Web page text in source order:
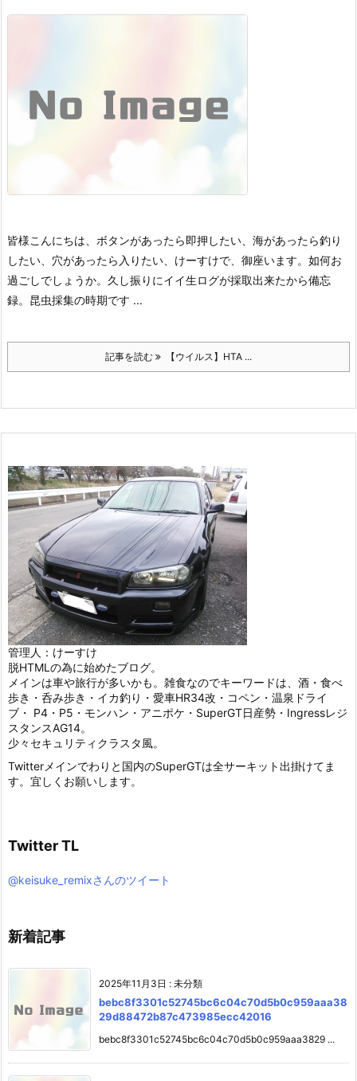
皆様こんにちは、ボタンがあったら即押したい、海があったら釣り
したい、穴があったら入りたい、けーすけで、御座います。 如何お
過ごしでしょうか。 久し振りにイイ生ログが採取出来たから備忘
録。 昆虫採集の時期です ...
記事を読む 【ウイルス】HTA ...
管理人：けーすけ
脱HTMLの為に始めたブログ。
メインは車や旅行が多いかも。雑食なのでキーワードは、酒・食べ
歩き・呑み歩き・イカ釣り・愛車HR34改・コペン・温泉ドライ
ブ・ P4・P5・モンハン・アニポケ・SuperGT日産勢・Ingressレジ
スタンスAG14。
少々セキュリティクラスタ風。
Twitterメインでわりと国内のSuperGTは全サーキット出掛けてま
す。宜しくお願いします。
Twitter TL
@keisuke_remixさんのツイート
新着記事
2025年11月3日 : 未分類
bebc8f3301c52745bc6c04c70d5b0c959aaa38
29d88472b87c473985ecc42016
bebc8f3301c52745bc6c04c70d5b0c959aaa3829 ...